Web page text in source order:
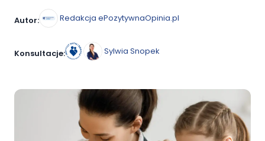
Autor: Redakcja ePozytywnaOpinia.pl
Konsultacje: Sylwia Snopek